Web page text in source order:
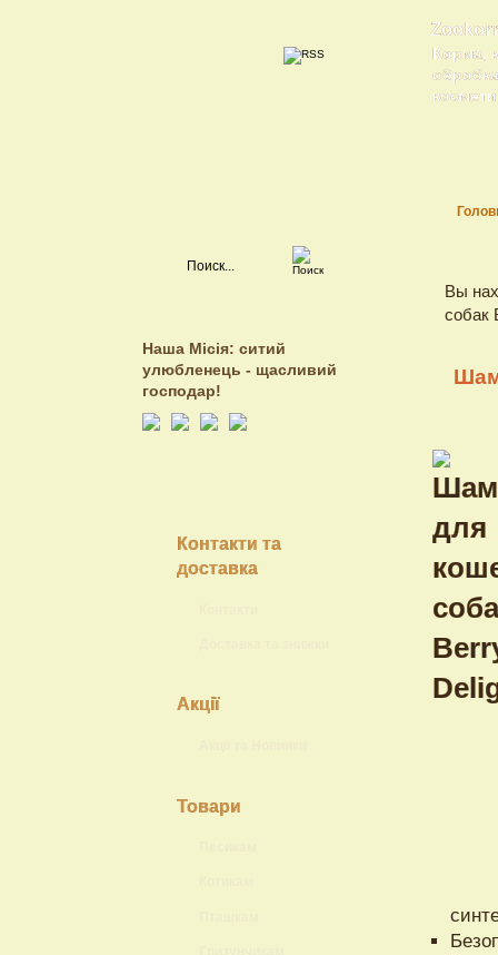
Корма,
Наша Місія: ситий
улюбленець - щасливий
господар!
Контакти та
доставка
Акції
Товари
Вы
собак